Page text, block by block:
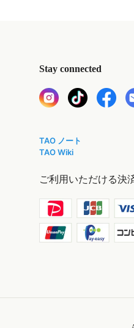
Stay connected
TAO ノート
TAO Wiki
ご利用いただける決